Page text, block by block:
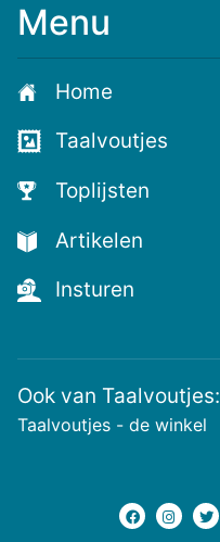
Meld
voor
de
nieuwste
voutjes
en
de
voutste
nieuwtjes!
Menu
Home
Taalvoutjes
Toplijsten
Artikelen
Insturen
Ook van Taalvoutjes:
Taalvoutjes - de winkel